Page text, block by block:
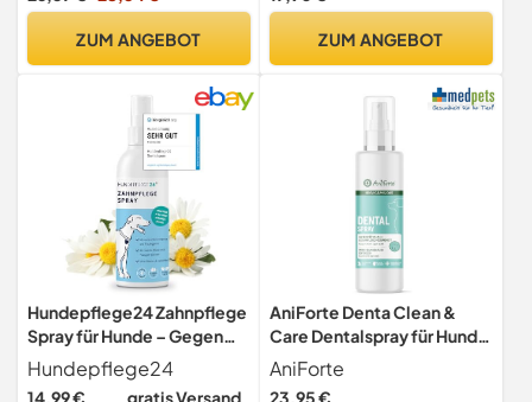
ZUM ANGEBOT
LOVES IT, 50 ml
ZUM ANGEBOT
Hundepflege24 Zahnpflege
Spray für Hunde – Gegen
Zahnstein, Zahnbelag &
Mundgeruch –
Hundepflege24
14,99 € gratis Versand
AniForte Denta Clean &
Care Dentalspray für Hunde
– 100% natürliche Extrakte
& Calcium, entfernt
AniForte
23,95 €